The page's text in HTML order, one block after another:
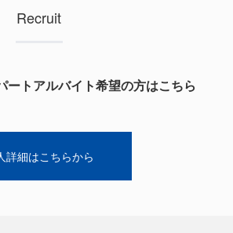
Recruit
ートアルバイト希望の方はこちら
詳細はこちらから